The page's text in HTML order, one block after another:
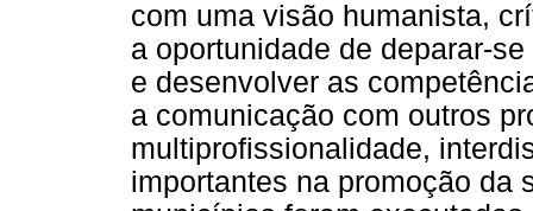
com uma visão humanista,
a oportunidade de deparar-
e desenvolver as
a comunicação com outros
multiprofissionalidade,
importantes na promoção da